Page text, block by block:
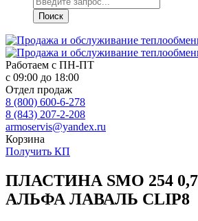
Поиск
Работаем с ПН-ПТ
с 09:00 до 18:00
Отдел продаж
8 (800) 600-6-278
8 (843) 207-2-208
armoservis@yandex.ru
Корзина
Получить КП
ПЛАСТИНА SMO 254
АЛЬФА ЛАВАЛЬ CLIP8